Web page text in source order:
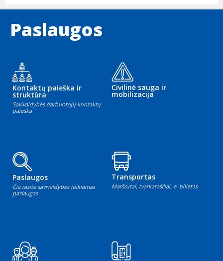
Paslaugos
Kontaktų paieška ir
struktūra
Savivaldybės darbuotojų kontaktų
paieška
Civilinė sauga ir
mobilizacija
Paslaugos
Čia rasite savivaldybės teikiamas
paslaugas
Transportas
Maršrutai, tvarkaraščiai, e. bilietas